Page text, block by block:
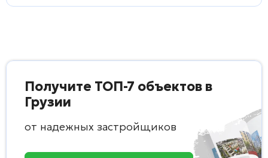
Получите ТОП-7 объектов в
Грузии
от надежных застройщиков